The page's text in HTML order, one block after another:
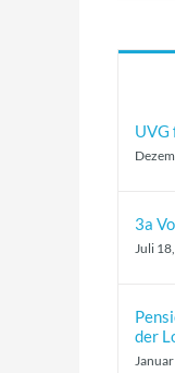
3a
Juli
der